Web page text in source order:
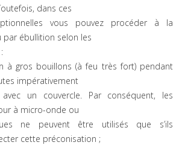
dans ces
vous pouvez procéder à la
par ébullition selon les
à gros bouillons (à feu très fort) pendant
impérativement
un couvercle. Par conséquent, les
à micro-onde ou
ne peuvent être utilisés que s’ils
cette préconisation ;